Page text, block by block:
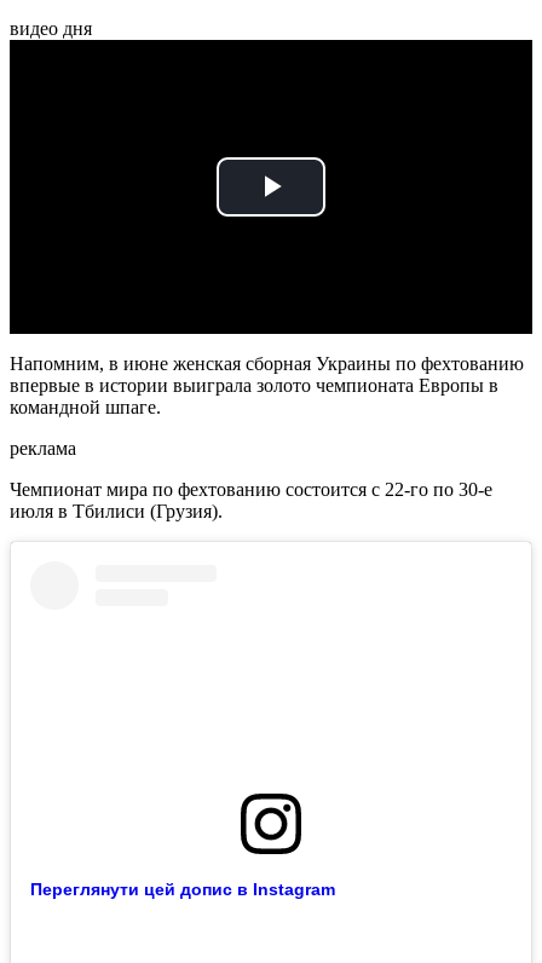
видео дня
Play
Напомним, в июне женская сборная Украины по фехтованию
впервые в истории выиграла золото чемпионата Европы в
командной шпаге.
реклама
Чемпионат мира по фехтованию состоится с 22-го по 30-е
июля в Тбилиси (Грузия).
Переглянути цей допис в Instagram